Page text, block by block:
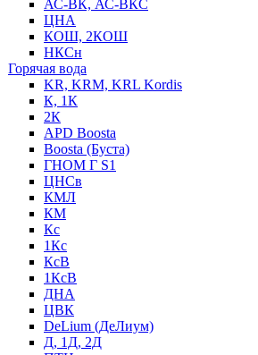
АС-ВК, АС-ВКС
ЦНА
КОШ, 2КОШ
НКСн
Горячая вода
KR, KRM, KRL Kordis
К, 1К
2К
APD Boosta
Boosta (Буста)
ГНОМ Г S1
ЦНСв
КМЛ
КМ
Кс
1Кс
КсВ
1КсВ
ДНА
ЦВК
DeLium (ДеЛиум)
Д, 1Д, 2Д